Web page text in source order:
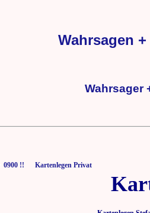
Wahrsagen
Wahrsager
0900 !! Kartenlegen Privat